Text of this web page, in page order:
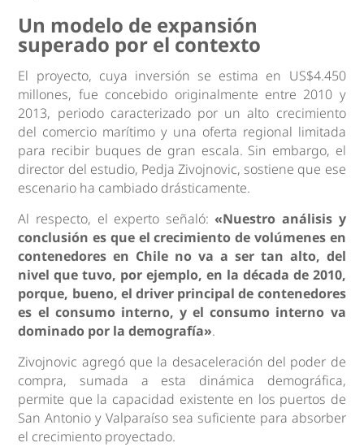
Un modelo de expansión
superado por el contexto
El proyecto, cuya inversión se estima en US$4.450
millones, fue concebido originalmente entre 2010 y
2013, periodo caracterizado por un alto crecimiento
del comercio marítimo y una oferta regional limitada
para recibir buques de gran escala. Sin embargo, el
director del estudio, Pedja Zivojnovic, sostiene que ese
escenario ha cambiado drásticamente.
Al respecto, el experto señaló:«Nuestro análisis y
conclusión es que el crecimiento de volúmenes en
contenedores en Chile no va a ser tan alto, del
nivel que tuvo, por ejemplo, en la década de 2010,
porque, bueno, el driver principal de contenedores
es el consumo interno, y el consumo interno va
dominado por la demografía».
Zivojnovic agregó que la desaceleración del poder de
compra, sumada a esta dinámica demográfica,
permite que la capacidad existente en los puertos de
San Antonio y Valparaíso sea suficiente para absorber
el crecimiento proyectado.